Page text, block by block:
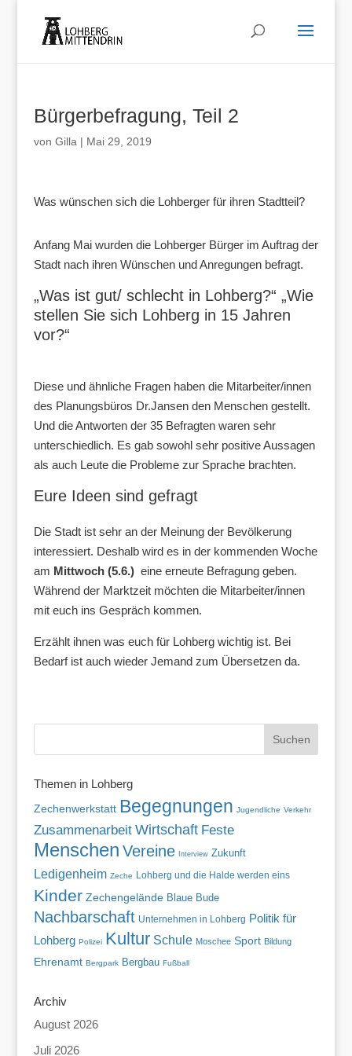
Bürgerbefragung, Teil 2
von Gilla | Mai 29, 2019
Was wünschen sich die Lohberger für ihren Stadtteil?
Anfang Mai wurden die Lohberger Bürger im Auftrag der
Stadt nach ihren Wünschen und Anregungen befragt.
„Was ist gut/ schlecht in Lohberg?“ „Wie
stellen Sie sich Lohberg in 15 Jahren
vor?“
Diese und ähnliche Fragen haben die Mitarbeiter/innen
des Planungsbüros Dr.Jansen den Menschen gestellt.
Und die Antworten der 35 Befragten waren sehr
unterschiedlich. Es gab sowohl sehr positive Aussagen
als auch Leute die Probleme zur Sprache brachten.
Eure Ideen sind gefragt
Die Stadt ist sehr an der Meinung der Bevölkerung
interessiert. Deshalb wird es in der kommenden Woche
am Mittwoch (5.6.)eine erneute Befragung geben.
Während der Marktzeit möchten die Mitarbeiter/innen
mit euch ins Gespräch kommen.
Erzählt ihnen was euch für Lohberg wichtig ist. Bei
Bedarf ist auch wieder Jemand zum Übersetzen da.
Themen in Lohberg
Zechenwerkstatt Begegnungen Jugendliche Verkehr
Zusammenarbeit Wirtschaft Feste
Menschen Vereine Interview Zukunft
Ledigenheim Zeche Lohberg und die Halde werden eins
Kinder Zechengelände Blaue Bude
Nachbarschaft Unternehmen in Lohberg Politik für
Lohberg Polizei Kultur Schule Moschee Sport Bildung
Ehrenamt Bergpark Bergbau Fußball
Archiv
August 2026
Juli 2026